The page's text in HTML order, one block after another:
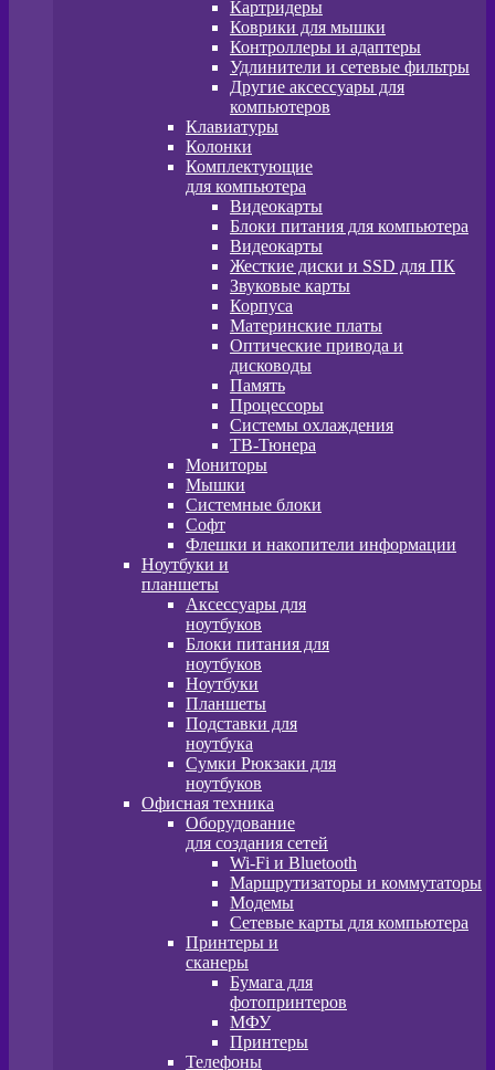
Картридеры
Коврики для мышки
Контроллеры и адаптеры
Удлинители и сетевые фильтры
Другие аксессуары для
компьютеров
Клавиатуры
Колонки
Комплектующие
для компьютера
Видеокарты
Блоки питания для компьютера
Видеокарты
Жесткие диски и SSD для ПК
Звуковые карты
Корпуса
Материнские платы
Оптические привода и
дисководы
Память
Процессоры
Системы охлаждения
ТВ-Тюнера
Мониторы
Мышки
Системные блоки
Софт
Флешки и накопители информации
Ноутбуки и
планшеты
Аксессуары для
ноутбуков
Блоки питания для
ноутбуков
Ноутбуки
Планшеты
Подставки для
ноутбука
Сумки Рюкзаки для
ноутбуков
Офисная техника
Оборудование
для создания сетей
Wi-Fi и Bluetooth
Маршрутизаторы и коммутаторы
Модемы
Сетевые карты для компьютера
Принтеры и
сканеры
Бумага для
фотопринтеров
МФУ
Принтеры
Телефоны